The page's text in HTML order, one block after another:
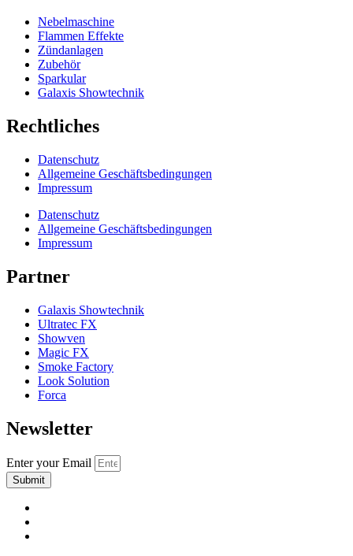
Nebelmaschine
Flammen Effekte
Zündanlagen
Zubehör
Sparkular
Galaxis Showtechnik
Rechtliches
Datenschutz
Allgemeine Geschäftsbedingungen
Impressum
Datenschutz
Allgemeine Geschäftsbedingungen
Impressum
Partner
Galaxis Showtechnik
Ultratec FX
Showven
Magic FX
Smoke Factory
Look Solution
Forca
Newsletter
Enter your Email
Submit